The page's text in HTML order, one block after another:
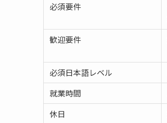
必須要件
歓迎要件
必須日本語レベル
就業時間
休日